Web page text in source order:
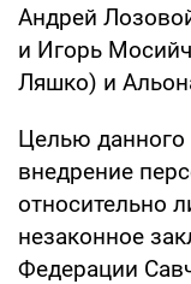
Андрей
и Игорь
Ляшко) и
Целью данного
внедрение
относительно
незаконное
Федерации